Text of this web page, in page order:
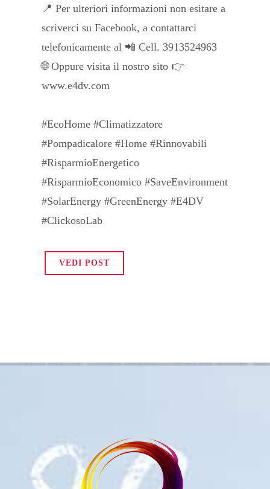
📍 Per ulteriori informazioni non esitare a
scriverci su Facebook, a contattarci
telefonicamente al 📲 Cell. 3913524963
🌐 Oppure visita il nostro sito 👉
www.e4dv.com
#EcoHome #Climatizzatore
#Pompadicalore #Home #Rinnovabili
#RisparmioEnergetico
#RisparmioEconomico #SaveEnvironment
#SolarEnergy #GreenEnergy #E4DV
#ClickosoLab
VEDI POST